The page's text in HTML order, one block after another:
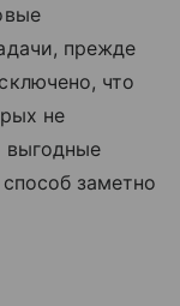
прежде
что
не
выгодные
заметно